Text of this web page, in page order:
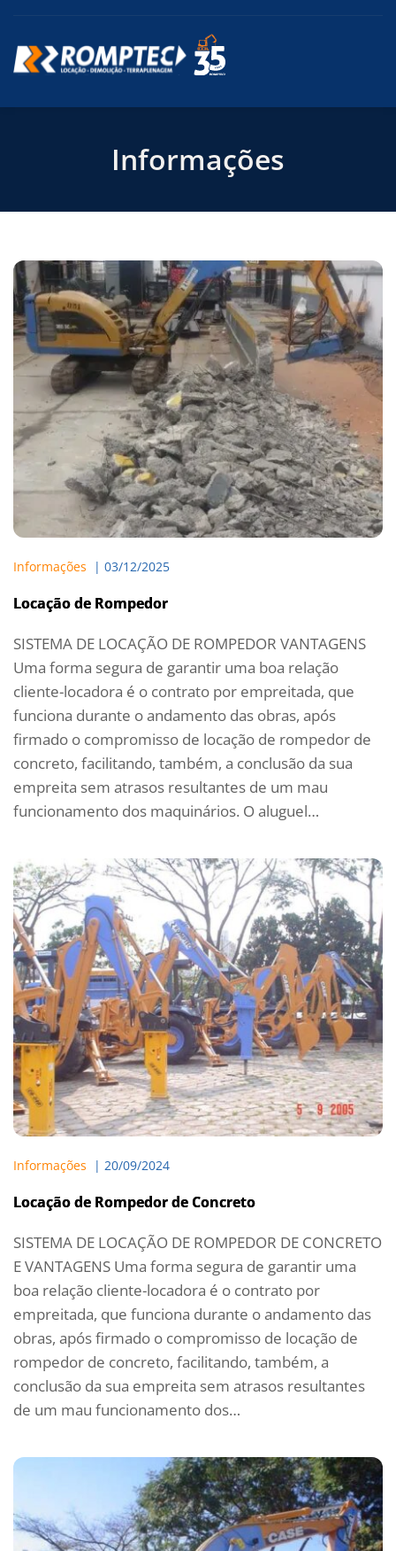
Informações
Informações
  |
03/12/2025
Locação de Rompedor
SISTEMA DE LOCAÇÃO DE ROMPEDOR VANTAGENS
Uma forma segura de garantir uma boa relação
cliente-locadora é o contrato por empreitada, que
funciona durante o andamento das obras, após
firmado o compromisso de locação de rompedor de
concreto, facilitando, também, a conclusão da sua
empreita sem atrasos resultantes de um mau
funcionamento dos maquinários. O aluguel…
Informações
  |
20/09/2024
Locação de Rompedor de Concreto
SISTEMA DE LOCAÇÃO DE ROMPEDOR DE CONCRETO
E VANTAGENS Uma forma segura de garantir uma
boa relação cliente-locadora é o contrato por
empreitada, que funciona durante o andamento das
obras, após firmado o compromisso de locação de
rompedor de concreto, facilitando, também, a
conclusão da sua empreita sem atrasos resultantes
de um mau funcionamento dos…